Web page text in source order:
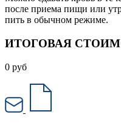
после приема пищи или
пить в обычном режиме.
ИТОГОВАЯ
0 руб